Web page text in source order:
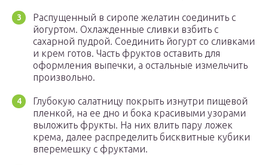
Распущенный в сиропе желатин соединить с
йогуртом. Охлажденные сливки взбить с
сахарной пудрой. Соединить йогурт со сливками
и крем готов. Часть фруктов оставить для
оформления выпечки, а остальные измельчить
произвольно.
Глубокую салатницу покрыть изнутри пищевой
пленкой, на ее дно и бока красивыми узорами
выложить фрукты. На них влить пару ложек
крема, далее распределить бисквитные кубики
вперемешку с фруктами.